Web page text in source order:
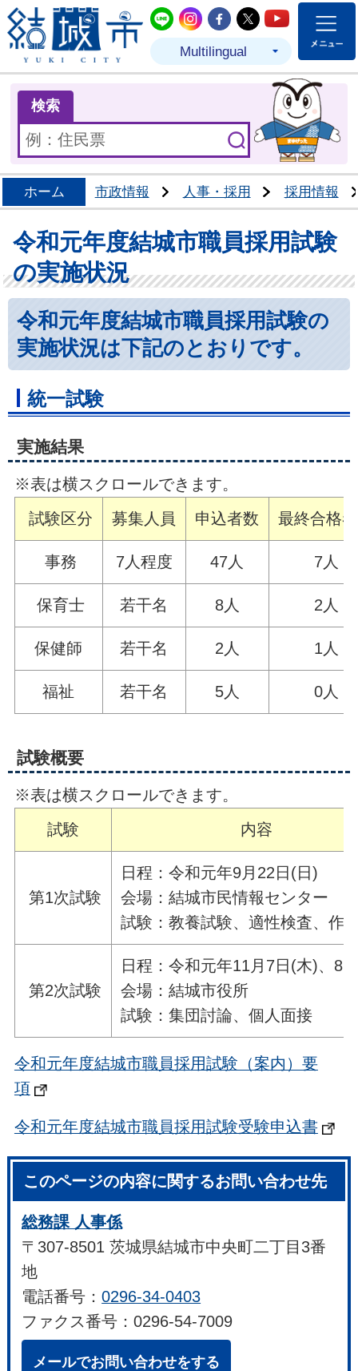
結城市公式LINE
結城市公式Instagram
結城市公式
結城市公式
結城市
Multilingual
検索
ホーム 市政情報 人事・採用 採用情報
令和元年度結城市職員採用試験
の実施状況
令和元年度結城市職員採用試験の
実施状況は下記のとおりです。
統一試験
実施結果
※表は横スクロールできます。
試験区分
募集人員 申込者数 最終合格
事務 7人程度 47人 7人
保育士 若干名 8人 2人
保健師 若干名 2人 1人
福祉 若干名 5人 0人
試験概要
※表は横スクロールできます。
試験
内容
第1次試験
日程：令和元年9月22日(日)
会場：結城市民情報センター
試験：教養試験、適性検査、作
第2次試験
日程：令和元年11月7日(木)、8
会場：結城市役所
試験：集団討論、個人面接
令和元年度結城市職員採用試験（案内）要
項
令和元年度結城市職員採用試験受験申込書
このページの内容に関するお問い合わせ先
総務課 人事係
〒307-8501 茨城県結城市中央町二丁目3番
地
電話番号：0296-34-0403
ファクス番号：0296-54-7009
メールでお問い合わせをする